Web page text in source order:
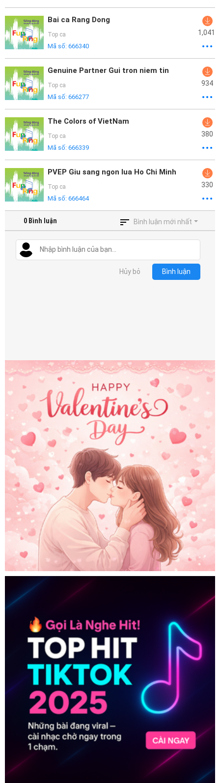
Bai ca Rang Dong
Top ca
Mã số: 666340
1,041
Genuine Partner Gui tron niem tin
Top ca
Mã số: 666277
934
The Colors of VietNam
Top ca
Mã số: 666339
380
PVEP Giu sang ngon lua Ho Chi Minh
Top ca
Mã số: 666464
330
0 Bình luận Bình luận mới nhất
Hủy bỏ Bình luận